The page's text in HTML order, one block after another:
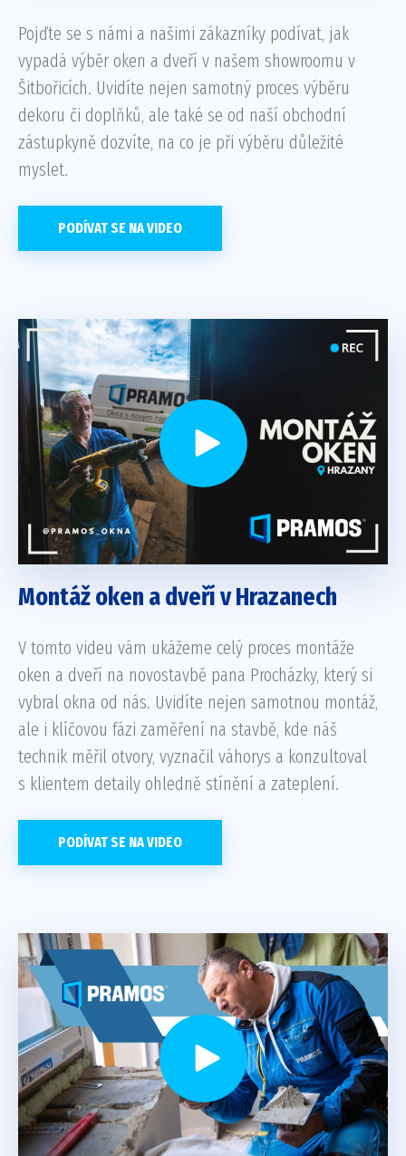
Pojďte se s námi a našimi zákazníky podívat, jak
vypadá výběr oken a dveří v našem showroomu v
Šitbořicích. Uvidíte nejen samotný proces výběru
dekoru či doplňků, ale také se od naší obchodní
zástupkyně dozvíte, na co je při výběru důležité
myslet.
PODÍVAT SE NA VIDEO
Montáž oken a dveří v Hrazanech
V tomto videu vám ukážeme celý proces montáže
oken a dveří na novostavbě pana Procházky, který si
vybral okna od nás. Uvidíte nejen samotnou montáž,
ale i klíčovou fázi zaměření na stavbě, kde náš
technik měřil otvory, vyznačil váhorys a konzultoval
s klientem detaily ohledně stínění a zateplení.
PODÍVAT SE NA VIDEO